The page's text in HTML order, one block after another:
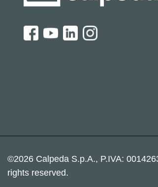
©2026 Calpeda S.p.A., P.IVA:
rights reserved.